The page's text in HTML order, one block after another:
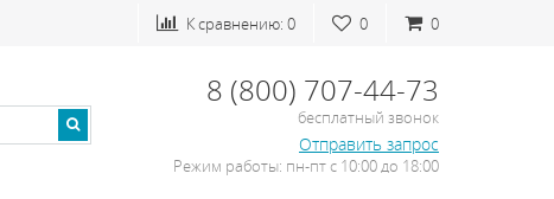
0
0
К сравнению: 0
8 (800) 707-44-73
бесплатный звонок
Отправить запрос
Режим работы: пн-пт с 10:00 до 18:00